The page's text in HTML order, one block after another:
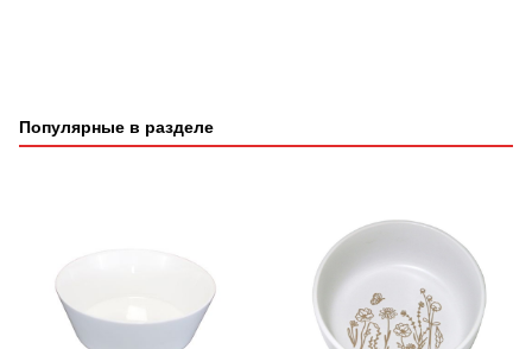
Популярные в разделе